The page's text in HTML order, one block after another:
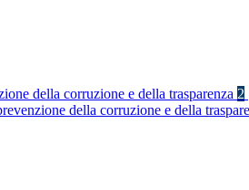
della corruzione e della trasparenza 2
della corruzione e della